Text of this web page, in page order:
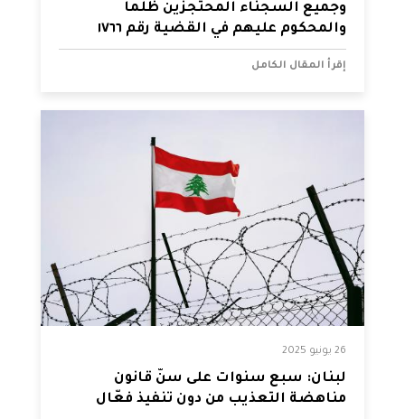
وجميع السجناء المحتجزين ظلماً
والمحكوم عليهم في القضية رقم ١٧٦٦
لسنة ٢٠٢٢.
إقرأ المقال الكامل
26 يونيو 2025
لبنان: سبع سنوات على سنّ قانون
مناهضة التعذيب من دون تنفيذ فعّال